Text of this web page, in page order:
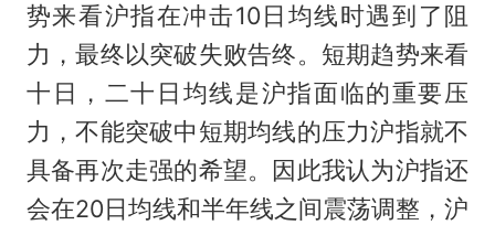
势来看沪指在冲击10日均线时遇到了阻
力，最终以突破失败告终。短期趋势来看
十日，二十日均线是沪指面临的重要压
力，不能突破中短期均线的压力沪指就不
具备再次走强的希望。因此我认为沪指还
会在20日均线和半年线之间震荡调整，沪